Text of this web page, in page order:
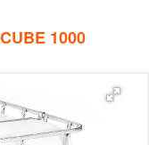
1000